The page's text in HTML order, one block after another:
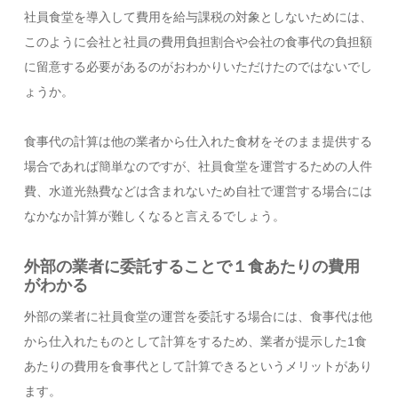
社員食堂を導入して費用を給与課税の対象としないためには、
このように会社と社員の費用負担割合や会社の食事代の負担額
に留意する必要があるのがおわかりいただけたのではないでし
ょうか。
食事代の計算は他の業者から仕入れた食材をそのまま提供する
場合であれば簡単なのですが、社員食堂を運営するための人件
費、水道光熱費などは含まれないため自社で運営する場合には
なかなか計算が難しくなると言えるでしょう。
外部の業者に委託することで１食あたりの費用
がわかる
外部の業者に社員食堂の運営を委託する場合には、食事代は他
から仕入れたものとして計算をするため、業者が提示した1食
あたりの費用を食事代として計算できるというメリットがあり
ます。